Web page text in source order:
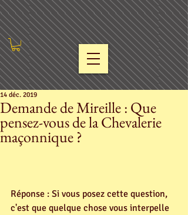
Demande de Mireille : Que
pensez-vous de la Chevalerie
maçonnique ?
14 déc. 2019
Réponse : Si vous posez cette question,
c'est que quelque chose vous interpelle